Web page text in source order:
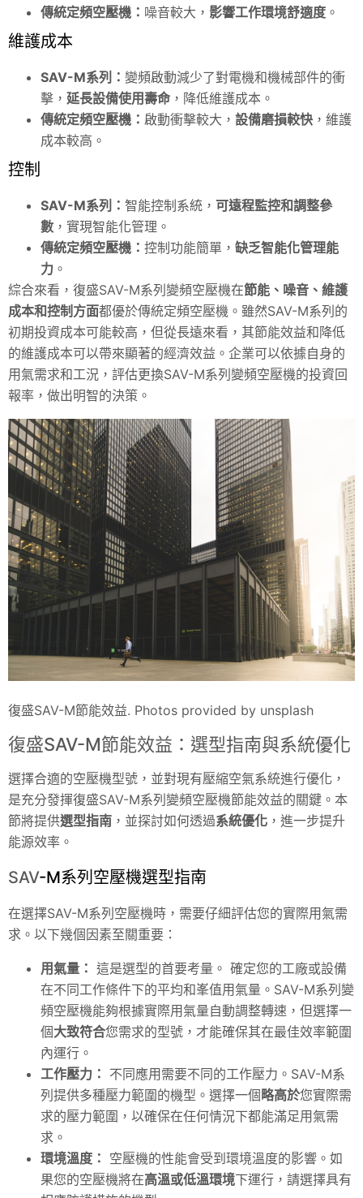
傳統定頻空壓機： 噪音較大， 影響工作環境舒適度 。
維護成本
SAV-M系列： 變頻啟動減少了對電機和機械部件的衝
擊， 延長設備使用壽命 ，降低維護成本。
傳統定頻空壓機： 啟動衝擊較大， 設備磨損較快 ，維護
成本較高。
控制
SAV-M系列： 智能控制系統， 可遠程監控和調整參
數 ，實現智能化管理。
傳統定頻空壓機： 控制功能簡單， 缺乏智能化管理能
力 。
綜合來看，復盛SAV-M系列變頻空壓機在節能、噪音、維護
成本和控制方面都優於傳統定頻空壓機。雖然SAV-M系列的
初期投資成本可能較高，但從長遠來看，其節能效益和降低
的維護成本可以帶來顯著的經濟效益。企業可以依據自身的
用氣需求和工況，評估更換SAV-M系列變頻空壓機的投資回
報率，做出明智的決策。
復盛SAV-M節能效益. Photos provided by unsplash
復盛SAV-M節能效益：選型指南與系統優化
選擇合適的空壓機型號，並對現有壓縮空氣系統進行優化，
是充分發揮復盛SAV-M系列變頻空壓機節能效益的關鍵。本
節將提供選型指南 ，並探討如何透過系統優化 ，進一步提升
能源效率。
SAV-M系列空壓機選型指南
在選擇SAV-M系列空壓機時，需要仔細評估您的實際用氣需
求。以下幾個因素至關重要：
用氣量： 這是選型的首要考量。 確定您的工廠或設備
在不同工作條件下的平均和峯值用氣量。 SAV-M系列變
頻空壓機能夠根據實際用氣量自動調整轉速，但選擇一
個大致符合您需求的型號，才能確保其在最佳效率範圍
內運行。
工作壓力： 不同應用需要不同的工作壓力。 SAV-M系
列提供多種壓力範圍的機型。選擇一個略高於您實際需
求的壓力範圍，以確保在任何情況下都能滿足用氣需
求。
環境溫度： 空壓機的性能會受到環境溫度的影響。如
果您的空壓機將在高溫或低溫環境下運行，請選擇具有